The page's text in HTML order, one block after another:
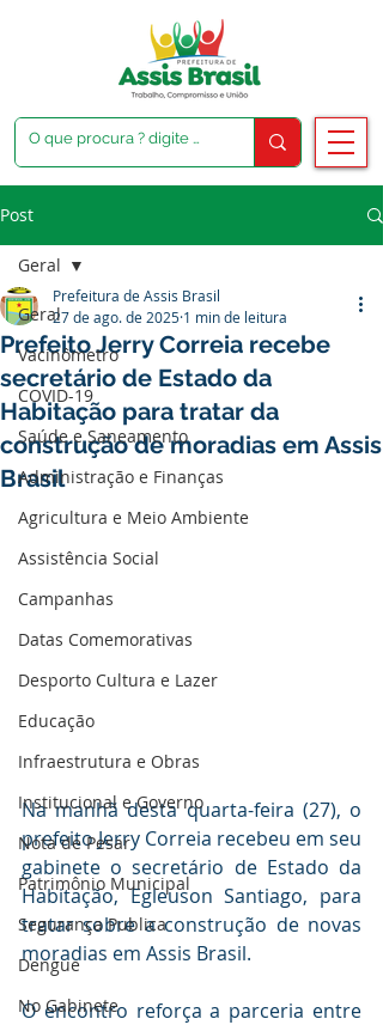
Post
Geral
Vacinômetro
COVID-19
Saúde e Saneamento
Administração e Finanças
Agricultura e Meio Ambiente
Assistência Social
Campanhas
Datas Comemorativas
Desporto Cultura e Lazer
Educação
Infraestrutura e Obras
Institucional e Governo
Nota de Pesar
Patrimônio Municipal
Segurança Publica
Dengue
No Gabinete
Geral
Prefeito Jerry Correia recebe
secretário de Estado da
Habitação para tratar da
construção de moradias em Assis
Brasil
Prefeitura de Assis Brasil
27 de ago. de 2025 1 min de leitura
Na manhã desta quarta-feira (27), o
prefeito Jerry Correia recebeu em seu
gabinete o secretário de Estado da
Habitação, Egleuson Santiago, para
tratar sobre a construção de novas
moradias em Assis Brasil.
O encontro reforça a parceria entre